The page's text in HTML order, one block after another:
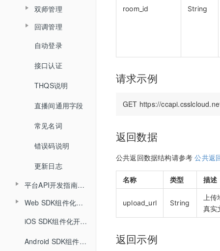
取消关联视频
查询用量信息
双师管理
创建直播间
更新直播间
说明
回调管理
开始结束直播
登录退出
视频转码
文档转码
回放
课堂数据统计
自动登录
接口认证
THQS说明
直播间通用字段
常见名词
错误码说明
更新日志
平台API开发指南（旧版本）
API概述
小班课管理API
聊天相关API
Web SDK组件化开发指南
Web SDK组件化快速集成文档
Web SDK音视频API文档
iOS SDK组件化开发指南
Android SDK组件化开发指南
room_id String
请求示例
返回数据
公共返回数据结构请参考公共返
名称 类型 描述
upload_url String
上
真实
返回示例